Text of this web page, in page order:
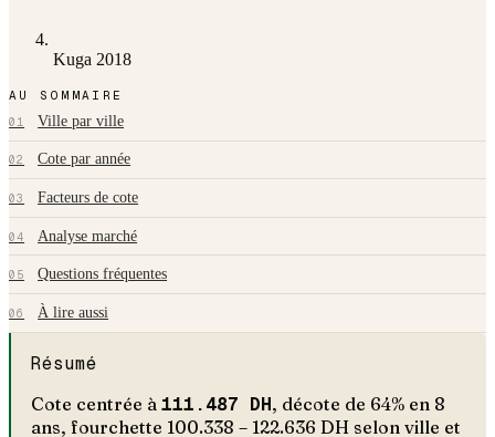
Kuga 2018
AU SOMMAIRE
01 Ville par ville
02 Cote par année
03 Facteurs de cote
04 Analyse marché
05 Questions fréquentes
06 À lire aussi
Résumé
Cote centrée à 111.487 DH, décote de 64% en 8
ans, fourchette 100.338 – 122.636 DH selon ville et